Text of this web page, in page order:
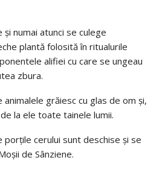
numai atunci se culege
plantă folosită în ritualurile
alifiei cu care se ungeau
zbura.
grăiesc cu glas de om și,
la ele toate tainele lumii.
porţile cerului sunt deschise și se
de Sânziene.